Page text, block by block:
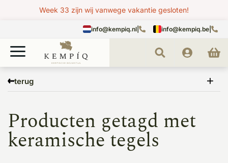
Week 33 zijn wij vanwege vakantie gesloten!
info@kempiq.nl info@kempiq.be
terug
keramische tegels
Producten getagd met
keramische tegels